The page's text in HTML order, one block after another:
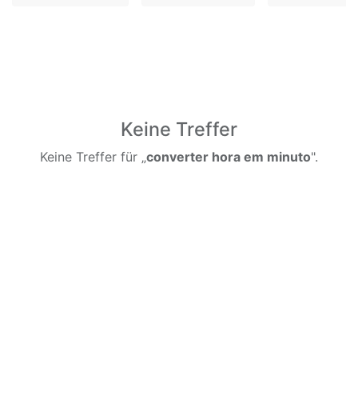
Keine Treffer
Keine Treffer für „converter hora em minuto".